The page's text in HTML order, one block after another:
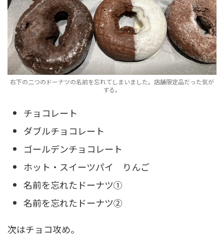
右下の二つのドーナツの名前を忘れてしまいました。店舗限定品だった気が
する。
チョコレート
ダブルチョコレート
ゴールデンチョコレート
ホット・スイーツパイ りんご
名前を忘れたドーナツ①
名前を忘れたドーナツ②
次はチョコ攻め。